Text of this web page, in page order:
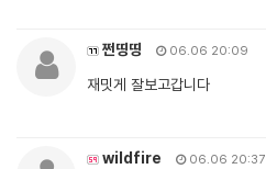
쩐띵띵 06.06 20:09
재밋게 잘보고갑니다
wildfire 06.06 20:37